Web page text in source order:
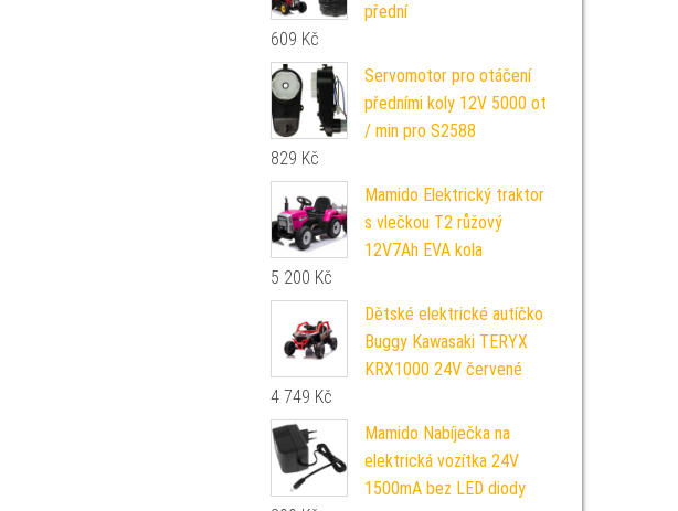
přední
609 Kč
Servomotor pro otáčení
předními koly 12V 5000 ot
/ min pro S2588
829 Kč
Mamido Elektrický traktor
s vlečkou T2 růžový
12V7Ah EVA kola
5 200 Kč
Dětské elektrické autíčko
Buggy Kawasaki TERYX
KRX1000 24V červené
4 749 Kč
Mamido Nabíječka na
elektrická vozítka 24V
1500mA bez LED diody